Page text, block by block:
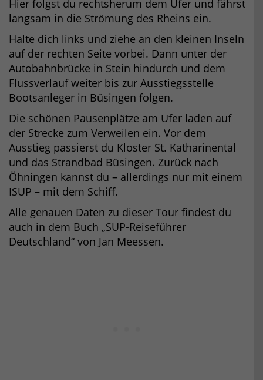
Hier folgst du rechtsherum dem Ufer und fährst
langsam in die Strömung des Rheins ein.
Halte dich links und ziehe an den kleinen Inseln
auf der rechten Seite vorbei. Dann unter der
Autobahnbrücke in Stein hindurch und dem
Flussverlauf weiter bis zur Ausstiegsstelle
Bootsanleger in Büsingen folgen.
Die schönen Pausenplätze am Ufer laden auf
der Strecke zum Verweilen ein. Vor dem
Ausstieg passierst du Kloster St. Katharinental
und das Strandbad Büsingen. Zurück nach
Öhningen kannst du – allerdings nur mit einem
ISUP – mit dem Schiff.
Alle genauen Daten zu dieser Tour findest du
auch in dem Buch „SUP-Reiseführer
Deutschland“ von Jan Meessen.